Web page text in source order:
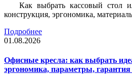
Как выбрать кассовый стол
конструкция, эргономика,
Подробнее
01.08.2026
Офисные кресла: как выбрать
эргономика, параметры, гарантия